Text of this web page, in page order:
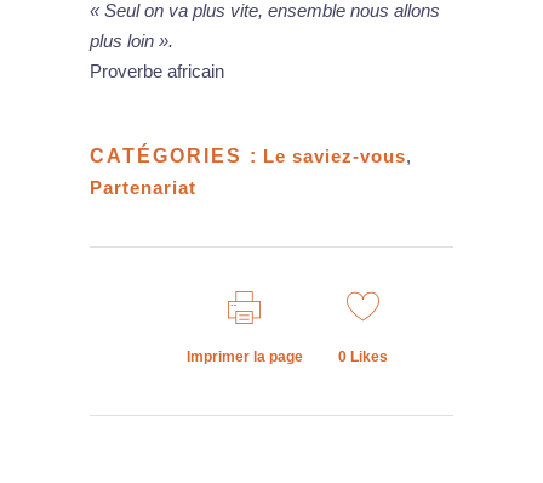
« Seul on va plus vite, ensemble nous allons
plus loin ».
Proverbe africain
CATÉGORIES : Le saviez-vous,
Partenariat
Imprimer la page 0Likes